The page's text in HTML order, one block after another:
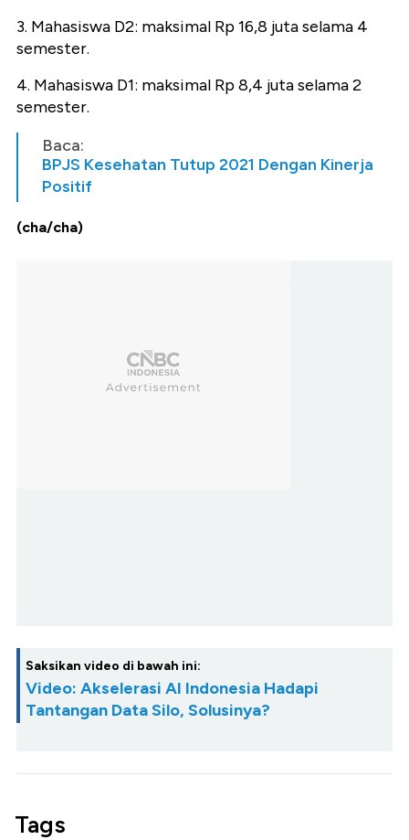
3. Mahasiswa D2: maksimal Rp 16,8 juta selama 4
semester.
4. Mahasiswa D1: maksimal Rp 8,4 juta selama 2
semester.
Baca:
BPJS Kesehatan Tutup 2021 Dengan Kinerja
Positif
(cha/cha)
Saksikan video di bawah ini:
Video: Akselerasi AI Indonesia Hadapi
Tantangan Data Silo, Solusinya?
Tags